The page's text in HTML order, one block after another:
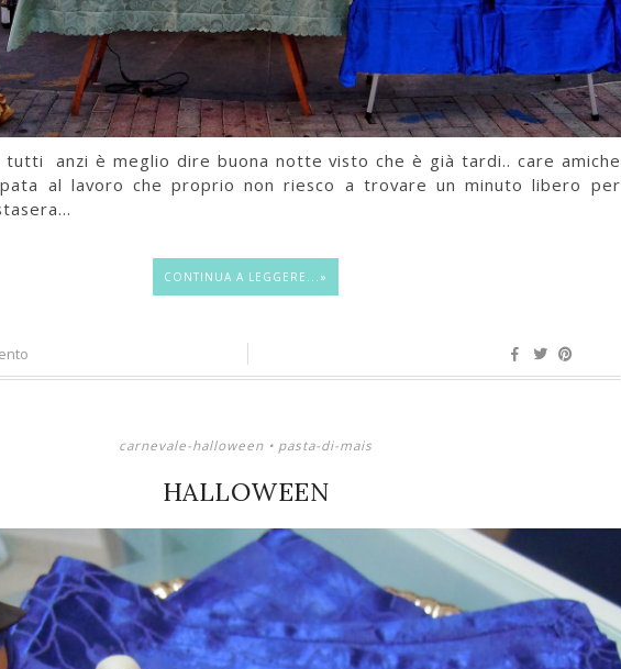
tutti anzi è meglio dire buona notte visto che è già tardi.. care amiche
al lavoro che proprio non riesco a trovare un minuto libero per
CONTINUA A LEGGERE...»
carnevale-halloween• pasta-di-mais
HALLOWEEN